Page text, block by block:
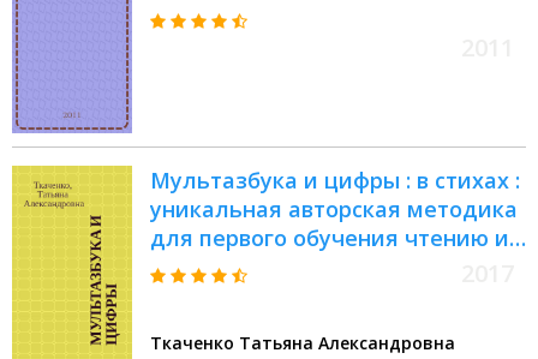
Мультазбука и цифры : в стихах :
уникальная авторская методика
для первого обучения чтению и
счёту : для чтения взрослыми
Ткаченко Татьяна Александровна